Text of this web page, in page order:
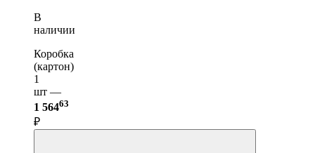
В
наличии
Коробка
(картон)
1
шт —
1 56463
₽